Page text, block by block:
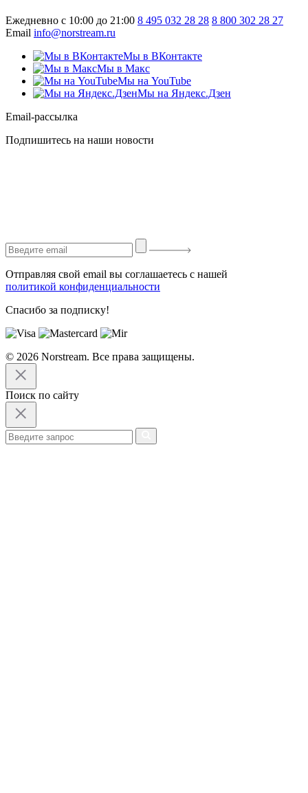
Ежедневно с 10:00 до 21:00 8 495 032 28 28 8 800 302 28 27
Email info@norstream.ru
Мы в ВКонтакте
Мы в Макс
Мы на YouTube
Мы на Яндекс.Дзен
Email-рассылка
Подпишитесь на наши новости
Отправляя свой email вы соглашаетесь с нашей
политикой конфиденциальности
Спасибо за подписку!
© 2026 Norstream. Все права защищены.
Поиск по сайту